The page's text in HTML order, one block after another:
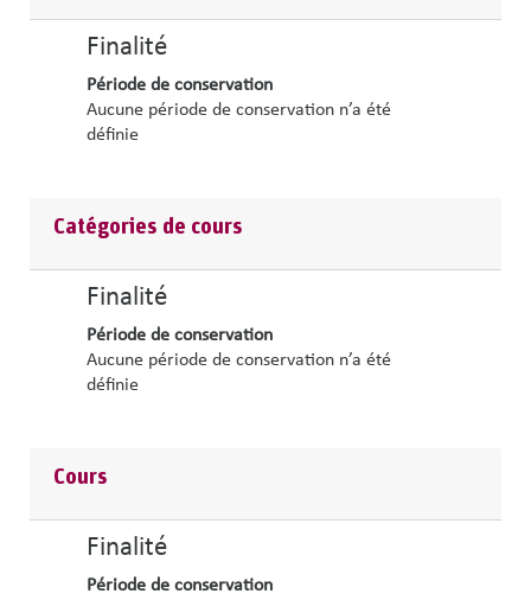
Finalité
Période de conservation
Aucune période de conservation n’a été
définie
Catégories de cours
Finalité
Période de conservation
Aucune période de conservation n’a été
définie
Cours
Finalité
Période de conservation